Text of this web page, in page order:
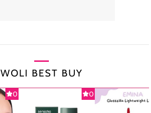
WOLI BEST BUY
0 0